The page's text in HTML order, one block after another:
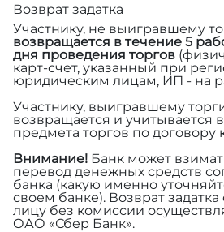
Возврат задатка
Участнику, не выигравшему
возвращается в течение 5
дня проведения торгов
карт-счет, указанный при
юридическим лицам, ИП - на
Участнику, выигравшему
возвращается и учитывается
предмета торгов по договору
Внимание! Банк может
перевод денежных средств
банка (какую именно
своем банке). Возврат
лицу без комиссии
ОАО «Сбер Банк».